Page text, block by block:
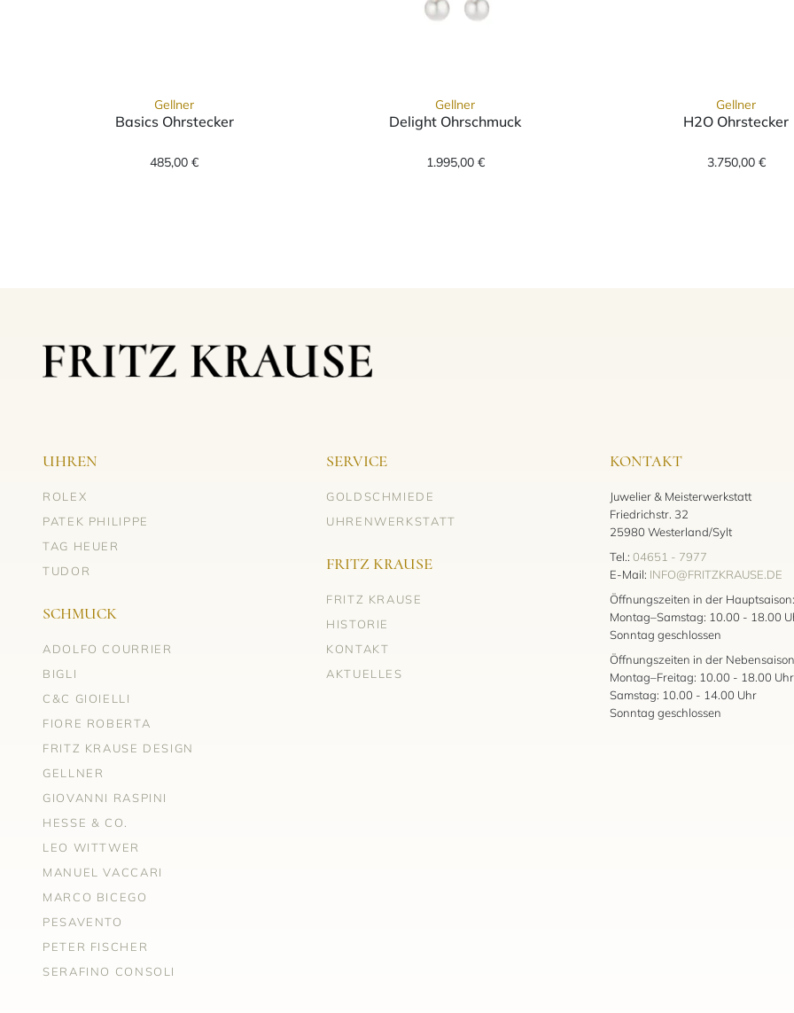
Gellner
Basics Ohrstecker
485,00 €
Gellner
Delight Ohrschmuck
1.995,00 €
Gellner
H2O Ohrstecker
3.750,00 €
UHREN
ROLEX
PATEK PHILIPPE
TAG HEUER
TUDOR
SCHMUCK
ADOLFO COURRIER
BIGLI
C&C GIOIELLI
FIORE ROBERTA
FRITZ KRAUSE DESIGN
GELLNER
GIOVANNI RASPINI
HESSE & CO.
LEO WITTWER
MANUEL VACCARI
MARCO BICEGO
PESAVENTO
PETER FISCHER
SERAFINO CONSOLI
SERVICE
GOLDSCHMIEDE
UHRENWERKSTATT
FRITZ KRAUSE
FRITZ KRAUSE
HISTORIE
KONTAKT
AKTUELLES
KONTAKT
Juwelier & Meisterwerkstatt
Friedrichstr. 32
25980 Westerland/Sylt
Tel.: 04651 - 7977
E-Mail: INFO@FRITZKRAUSE.DE
Öffnungszeiten in der Hauptsaison:
Montag–Samstag: 10.00 - 18.00
Sonntag geschlossen
Öffnungszeiten in der
Montag–Freitag: 10.00 - 18.00 Uhr
Samstag: 10.00 - 14.00 Uhr
Sonntag geschlossen